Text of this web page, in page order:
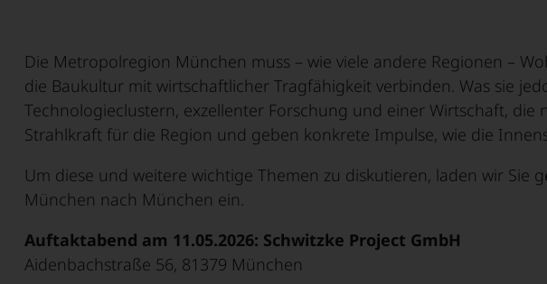
aufeinander – ein attraktiver Raum zum
Leben und Arbeiten, der Menschen
nachhaltig überzeugt.
Mehr erfahren
schaffen ein vielfältiges, zukunftsfähiges
Umfeld mit besten Chancen für
Fachkräfte und Firmen.
Mehr erfahren
neue Ideen entstehen und zu
marktfähigen Lösungen werden.
Mehr erfahren
sichern Lebensqualität und
Zukunftsfähigkeit der gesamten Region.
Mehr erfahren
Mehr erfahren
Die Metropolregion München muss – wie viele andere Regionen –
die Baukultur mit wirtschaftlicher Tragfähigkeit verbinden. Was sie
Technologieclustern, exzellenter Forschung und einer Wirtschaft,
Strahlkraft für die Region und geben konkrete Impulse, wie die
Um diese und weitere wichtige Themen zu diskutieren, laden wir Sie
München nach München ein.
Auftaktabend am 11.05.2026: Schwitzke Project GmbH
Aidenbachstraße 56, 81379 München